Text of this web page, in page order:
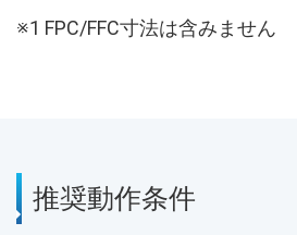
※1 FPC/FFC寸法は含みません
推奨動作条件